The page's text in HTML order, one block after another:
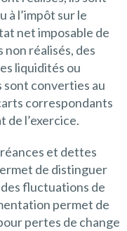
à l’impôt sur le
net imposable de
non réalisés, des
liquidités ou
sont converties au
correspondants
de l’exercice.
et dettes
de distinguer
fluctuations de
permet de
pertes de change